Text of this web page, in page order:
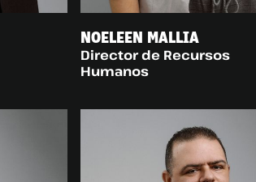
NOELEEN MALLIA
Director de Recursos
Humanos